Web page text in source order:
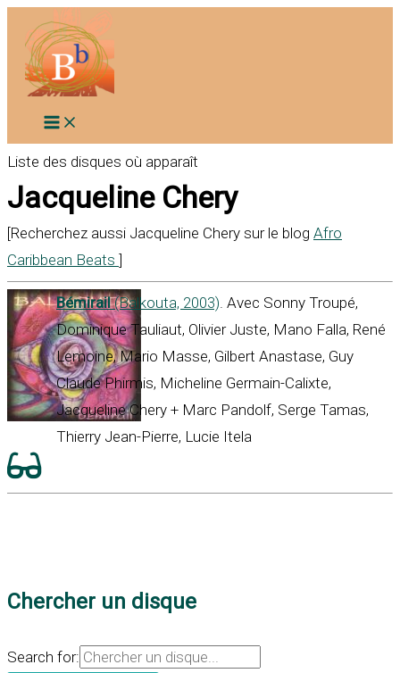
contenu
Liste des disques où apparaît
Jacqueline Chery
[Recherchez aussi Jacqueline Chery sur le blog Afro
Caribbean Beats ]
Bémirail(Balkouta, 2003). Avec Sonny Troupé,
Dominique Tauliaut, Olivier Juste, Mano Falla, René
Lemoine, Mario Masse, Gilbert Anastase, Guy
Claude Phirmis, Micheline Germain-Calixte,
Jacqueline Chery + Marc Pandolf, Serge Tamas,
Thierry Jean-Pierre, Lucie Itela
Chercher un disque
Search for: